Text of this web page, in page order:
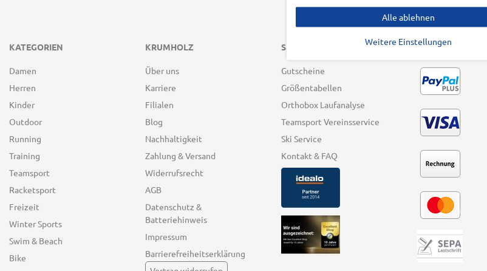
KATEGORIEN
Damen
Herren
Kinder
Outdoor
Running
Training
Teamsport
Racketsport
Freizeit
Winter Sports
Swim & Beach
Bike
KRUMHOLZ
Über uns
Karriere
Filialen
Blog
Nachhaltigkeit
Zahlung & Versand
Widerrufsrecht
AGB
Datenschutz &
Batteriehinweis
Impressum
Barrierefreiheitserklärung
SERVICE
Gutscheine
Größentabellen
Orthobox Laufanalyse
Teamsport Vereinsservice
Ski Service
Kontakt & FAQ
ZAHLUNGSARTEN
Alle ablehnen
Weitere Einstellungen